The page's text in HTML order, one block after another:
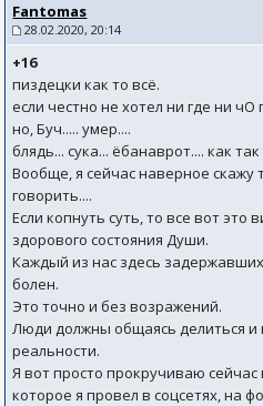
Fantomas
28.02.2020, 20:14
+16
пиздецки как то всё.
если честно не хотел ни где ни чО
но, Буч..... умер....
блядь... сука... ёбанаврот.... как так
Вообще, я сейчас наверное скажу
говорить....
Если копнуть суть, то все вот
здорового состояния Души.
Каждый из нас здесь
болен.
Это точно и без возражений.
Люди должны общаясь делиться и
реальности.
Я вот просто прокручиваю сейчас
которое я провел в соцсетях, на